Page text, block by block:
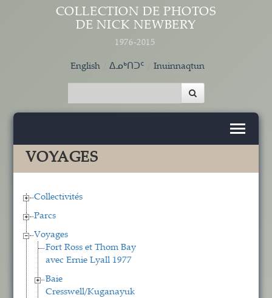
Aller au contenu principal
COLLECTION DE PHOTOS
DE NICK NEWBERY
1976-2015
English ᐃᓄᒃᑎᑐᑦ Inuinnaqtun
VOYAGES
Collectivités
Parcs
Voyages
Fort Ross et Thom Bay
avec Ernie Lyall 1977
Baie
Cresswell/Kuganayuk